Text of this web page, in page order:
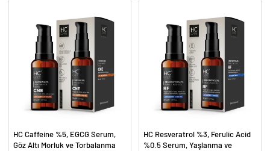
HC Caffeine %5, EGCG Serum,
Göz Altı Morluk ve Torbalanma
HC Resveratrol %3, Ferulic Acid
%0.5 Serum, Yaşlanma ve